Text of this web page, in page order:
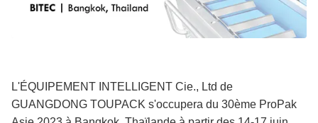
L'ÉQUIPEMENT INTELLIGENT Cie., Ltd de
GUANGDONG TOUPACK s'occupera du 30ème ProPak